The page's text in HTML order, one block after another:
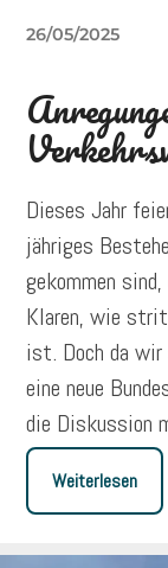
26/05/2025
Dieses Jahr
jähriges
gekommen
Klaren, wie
ist. Doch da wir
eine neue
die Diskussion
Weiterlesen